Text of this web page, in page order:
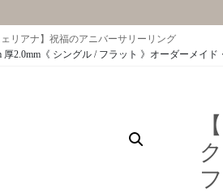
リアナ】祝福のアニバーサリーリング
2.0mm《 シングル / フラット 》オーダーメイ